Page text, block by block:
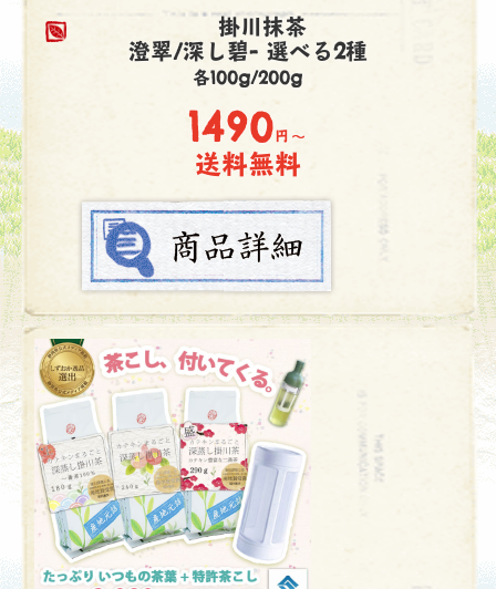
掛川抹茶
澄翠/深し碧- 選べる2種
各100g/200g
1490円～
送料無料